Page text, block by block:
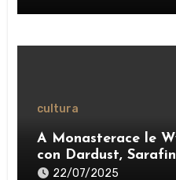
cultura
A Monasterace le
con Dardust,
22/07/2025